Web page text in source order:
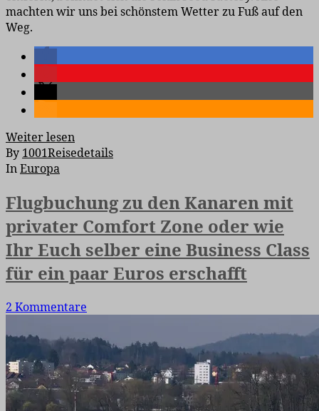
machten wir uns bei schönstem Wetter zu Fuß auf den
Weg.
Weiter lesen
By 1001Reisedetails
InEuropa
Flugbuchung zu den Kanaren mit
privater Comfort Zone oder wie
Ihr Euch selber eine Business Class
für ein paar Euros erschafft
2 Kommentare